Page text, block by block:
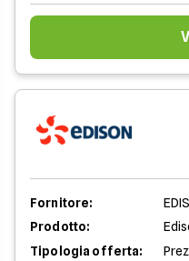
Fornitore:
Prodotto:
Tipologia offerta: